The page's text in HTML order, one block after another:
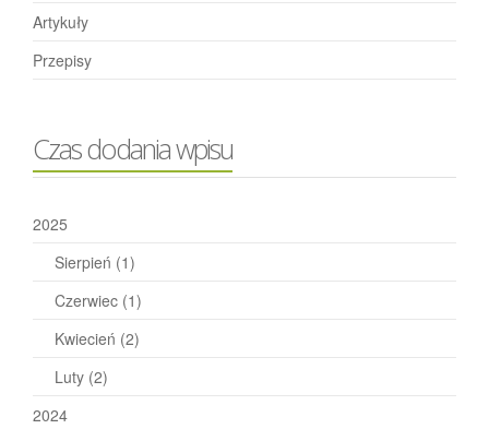
Artykuły
Przepisy
Czas dodania wpisu
2025
Sierpień (1)
Czerwiec (1)
Kwiecień (2)
Luty (2)
2024